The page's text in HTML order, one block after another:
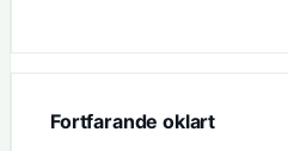
Fortfarande oklart